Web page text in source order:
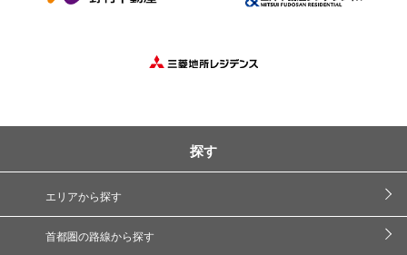
探す
エリアから探す
首都圏の路線から探す